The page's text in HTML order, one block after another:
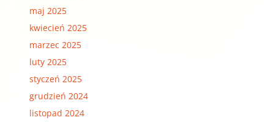
maj 2025
kwiecień 2025
marzec 2025
luty 2025
styczeń 2025
grudzień 2024
listopad 2024